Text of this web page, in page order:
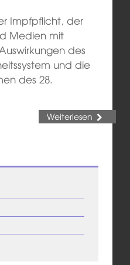
Impfpflicht, der
Medien mit
des
und die
des 28.
Weiterlesen